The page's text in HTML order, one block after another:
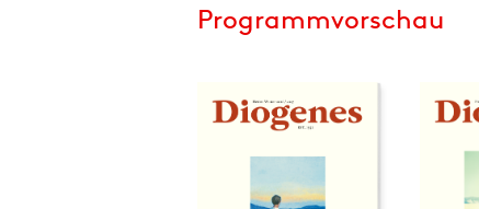
Programmvorschau